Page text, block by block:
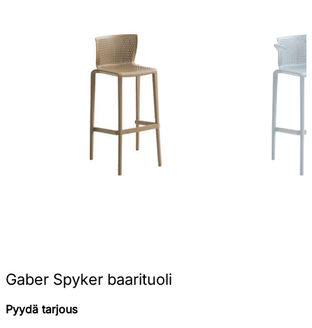
Gaber Spyker baarituoli
Pyydä tarjous